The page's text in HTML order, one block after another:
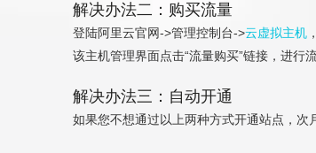
解决办法二：购买流量
登陆阿里云官网->管理控制台->云虚拟主机
该主机管理界面点击“流量购买”链接，进行
解决办法三：自动开通
如果您不想通过以上两种方式开通站点，次